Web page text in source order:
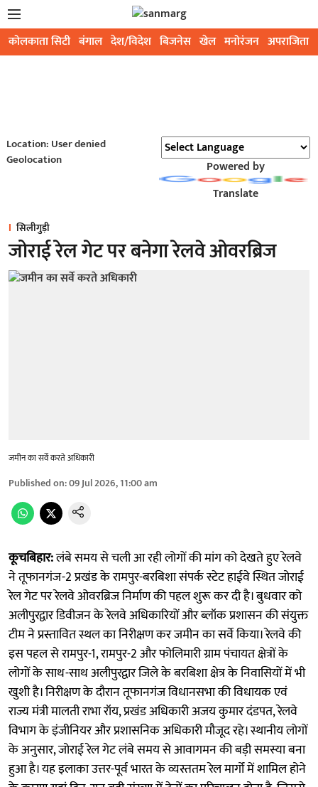
कोलकाता सिटी बंगाल देश/विदेश बिजनेस खेल मनोरंजन अपराजिता
Location: User denied
Geolocation
Powered by
Translate
सिलीगुड़ी
जोराई रेल गेट पर बनेगा रेलवे ओवरब्रिज
जमीन का सर्वे करते अधिकारी
Published on:09 Jul 2026, 11:00 am
कूचबिहार:लंबे समय से चली आ रही लोगों की मांग को देखते हुए रेलवे
ने तूफानगंज-2 प्रखंड के रामपुर-बरबिशा संपर्क स्टेट हाईवे स्थित जोराई
रेल गेट पर रेलवे ओवरब्रिज निर्माण की पहल शुरू कर दी है। बुधवार को
अलीपुरद्वार डिवीजन के रेलवे अधिकारियों और ब्लॉक प्रशासन की संयुक्त
टीम ने प्रस्तावित स्थल का निरीक्षण कर जमीन का सर्वे किया। रेलवे की
इस पहल से रामपुर-1, रामपुर-2 और फोलिमारी ग्राम पंचायत क्षेत्रों के
लोगों के साथ-साथ अलीपुरद्वार जिले के बरबिशा क्षेत्र के निवासियों में भी
खुशी है। निरीक्षण के दौरान तूफानगंज विधानसभा की विधायक एवं
राज्य मंत्री मालती राभा रॉय, प्रखंड अधिकारी अजय कुमार दंडपत, रेलवे
विभाग के इंजीनियर और प्रशासनिक अधिकारी मौजूद रहे। स्थानीय लोगों
के अनुसार, जोराई रेल गेट लंबे समय से आवागमन की बड़ी समस्या बना
हुआ है। यह इलाका उत्तर-पूर्व भारत के व्यस्ततम रेल मार्गों में शामिल होने